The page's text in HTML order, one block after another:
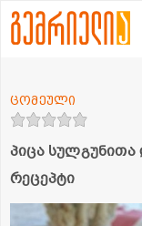
პიცა
რეცეპტი
ცომეული